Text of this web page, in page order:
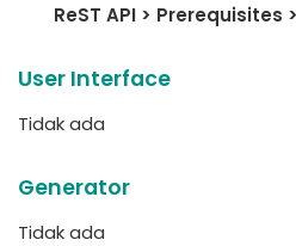
ReST API > Prerequisites
User Interface
Tidak ada
Generator
Tidak ada